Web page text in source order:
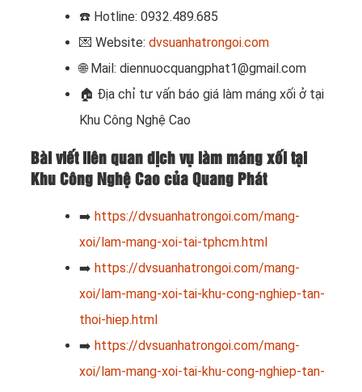
☎️ Hotline: 0932.489.685
💌 Website: dvsuanhatrongoi.com
🌐 Mail: diennuocquangphat1@gmail.com
🏠 Địa chỉ tư vấn báo giá làm máng xối ở tại
Khu Công Nghệ Cao
Bài viết liên quan dịch vụ làm máng xối tại
Khu Công Nghệ Cao của Quang Phát
➡️ https://dvsuanhatrongoi.com/mang-
xoi/lam-mang-xoi-tai-tphcm.html
➡️ https://dvsuanhatrongoi.com/mang-
xoi/lam-mang-xoi-tai-khu-cong-nghiep-tan-
thoi-hiep.html
➡️ https://dvsuanhatrongoi.com/mang-
xoi/lam-mang-xoi-tai-khu-cong-nghiep-tan-